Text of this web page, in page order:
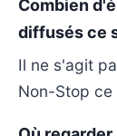
Combien
diffusés ce
Il ne s'agit
Non-Stop ce